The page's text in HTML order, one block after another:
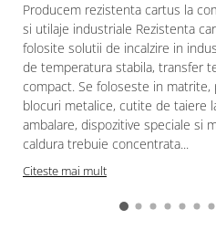
Producem rezistenta cartus la
si utilaje industriale Rezistenta
folosite solutii de incalzire in
de temperatura stabila, transfer
compact. Se foloseste in matrite,
blocuri metalice, cutite de taiere
ambalare, dispozitive speciale si
caldura trebuie concentrata...
Citeste mai mult